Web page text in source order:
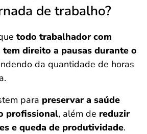
de trabalho?
todo trabalhador com
direito a pausas durante o
da quantidade de horas
para preservar a saúde
profissional, além de reduzir
e queda de produtividade.